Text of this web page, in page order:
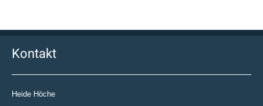
Kontakt
Heide Höche